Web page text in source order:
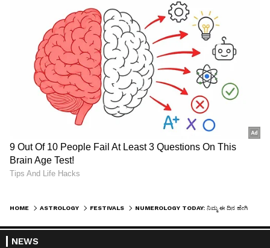
HOME ASTROLOGY FESTIVALS
NEWS